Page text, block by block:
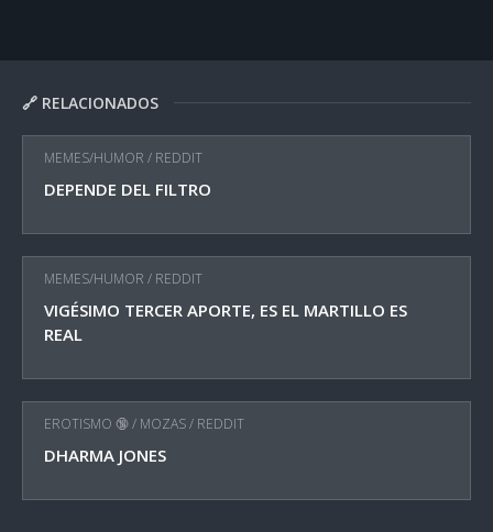
🔗 RELACIONADOS
MEMES/HUMOR / REDDIT
DEPENDE DEL FILTRO
MEMES/HUMOR / REDDIT
VIGÉSIMO TERCER APORTE, ES EL MARTILLO ES
REAL
EROTISMO 🔞/ MOZAS/ REDDIT
DHARMA JONES